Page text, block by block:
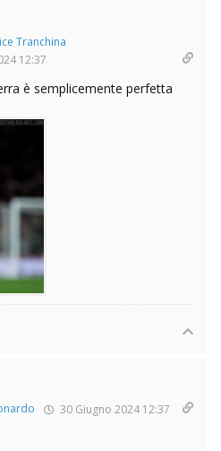
Tranchina
12:37
è semplicemente perfetta
30 Giugno 2024 12:37